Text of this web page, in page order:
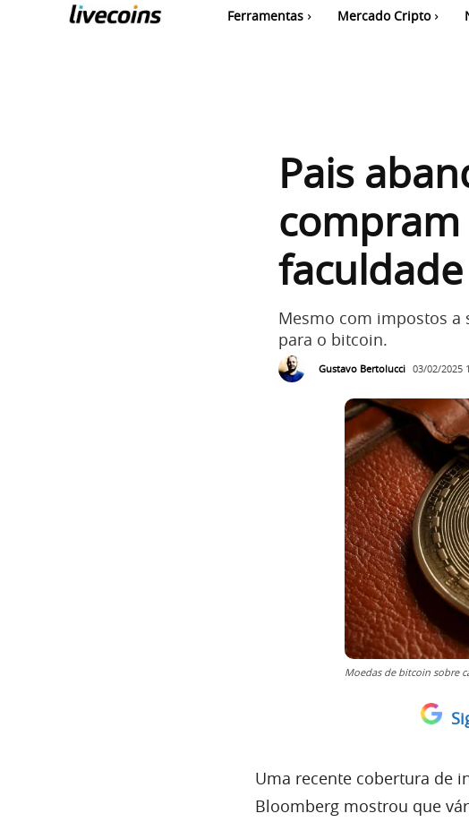
Ferramentas Mercado Cripto
Pais
Mesmo com impostos a
para o bitcoin.
Gustavo Bertolucci 03/02/2025
Moedas de bitcoin sobre
Uma recente cobertura de
Bloomberg mostrou que